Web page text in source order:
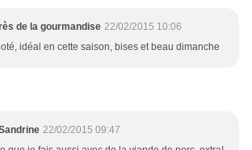
de la gourmandise 22/02/2015 10:06
idéal en cette saison, bises et beau dimanche
22/02/2015 09:47